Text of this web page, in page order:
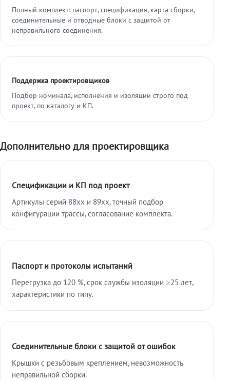
Полный комплект: паспорт, спецификация, карта сборки,
соединительные и отводные блоки с защитой от
неправильного соединения.
Поддержка проектировщиков
Подбор номинала, исполнения и изоляции строго под
проект, по каталогу и КП.
Дополнительно для проектировщика
Спецификации и КП под проект
Артикулы серий 88xx и 89xx, точный подбор
конфигурации трассы, согласование комплекта.
Паспорт и протоколы испытаний
Перегрузка до 120 %, срок службы изоляции ≥25 лет,
характеристики по типу.
Соединительные блоки с защитой от ошибок
Крышки с резьбовым креплением, невозможность
неправильной сборки.